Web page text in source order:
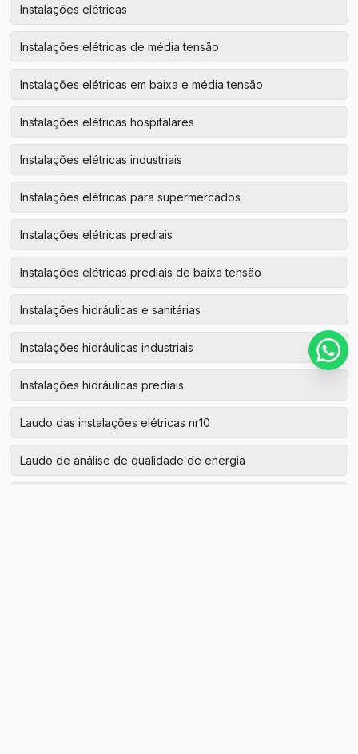
Instalações elétricas
Instalações elétricas de média tensão
Instalações elétricas em baixa e média tensão
Instalações elétricas hospitalares
Instalações elétricas industriais
Instalações elétricas para supermercados
Instalações elétricas prediais
Instalações elétricas prediais de baixa tensão
Instalações hidráulicas e sanitárias
Instalações hidráulicas industriais
Instalações hidráulicas prediais
Laudo das instalações elétricas nr10
Laudo de análise de qualidade de energia